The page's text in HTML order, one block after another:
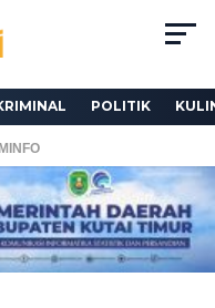
POLITIK